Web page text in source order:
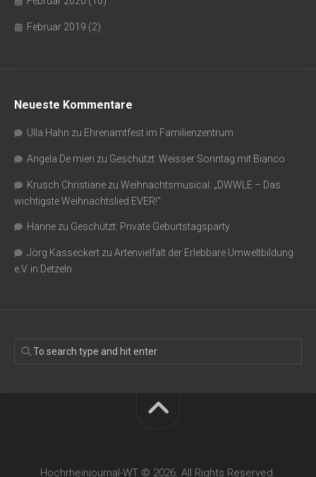
Februar 2019 (2)
Neueste Kommentare
Ulla Hahn zu Ehrenamtfest im Familienzentrum
Angela De mieri zu Geschützt: Weisser Sonntag mit Bianco
Krusch Christiane zu Weihnachtsmusical: „DWWLE – Das
wichtigste Weihnachtslied EVER!“
Hanne zu Geschützt: Private Geburtstagsparty
Jörg Kasseckert zu Artenvielfalt der Erlebbare Umweltbildung
e.V. in Detzeln.
Hochrheinjournal-WT © 2026. All Rights Reserved.